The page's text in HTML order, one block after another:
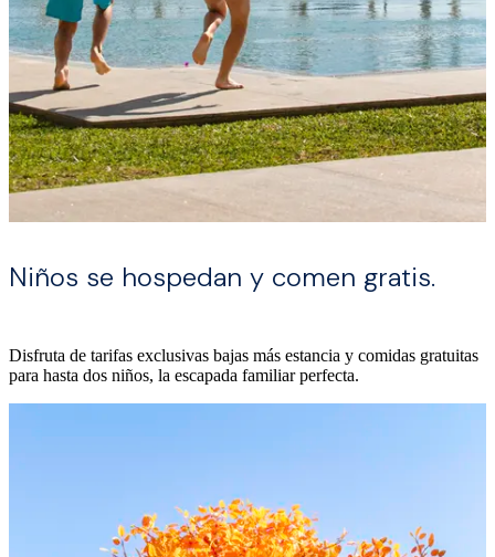
Niños se hospedan y comen gratis.
Disfruta de tarifas exclusivas bajas más estancia y comidas gratuitas
para hasta dos niños, la escapada familiar perfecta.